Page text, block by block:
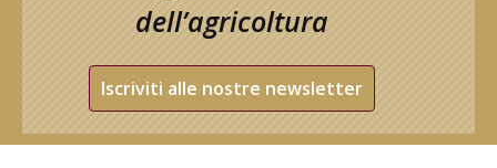
dell’agricoltura
Iscriviti alle nostre newsletter